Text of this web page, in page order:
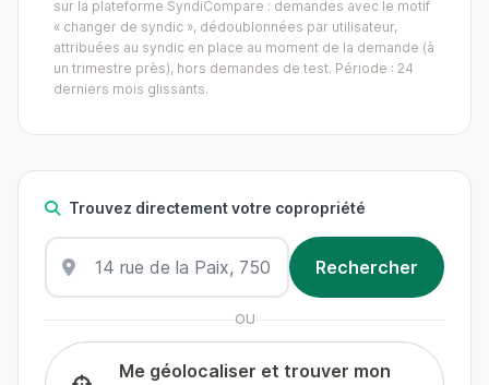
sur la plateforme SyndiCompare : demandes avec le motif
« changer de syndic », dédoublonnées par utilisateur,
attribuées au syndic en place au moment de la demande (à
un trimestre près), hors demandes de test. Période : 24
derniers mois glissants.
Trouvez directement votre copropriété
OU
Me géolocaliser et trouver mon